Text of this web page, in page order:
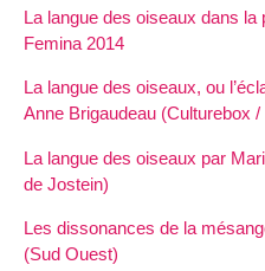
La langue des oiseaux dans
Femina 2014
La langue des oiseaux, ou
Anne Brigaudeau (Culturebox
La langue des oiseaux par
de Jostein)
Les dissonances de la
(Sud Ouest)